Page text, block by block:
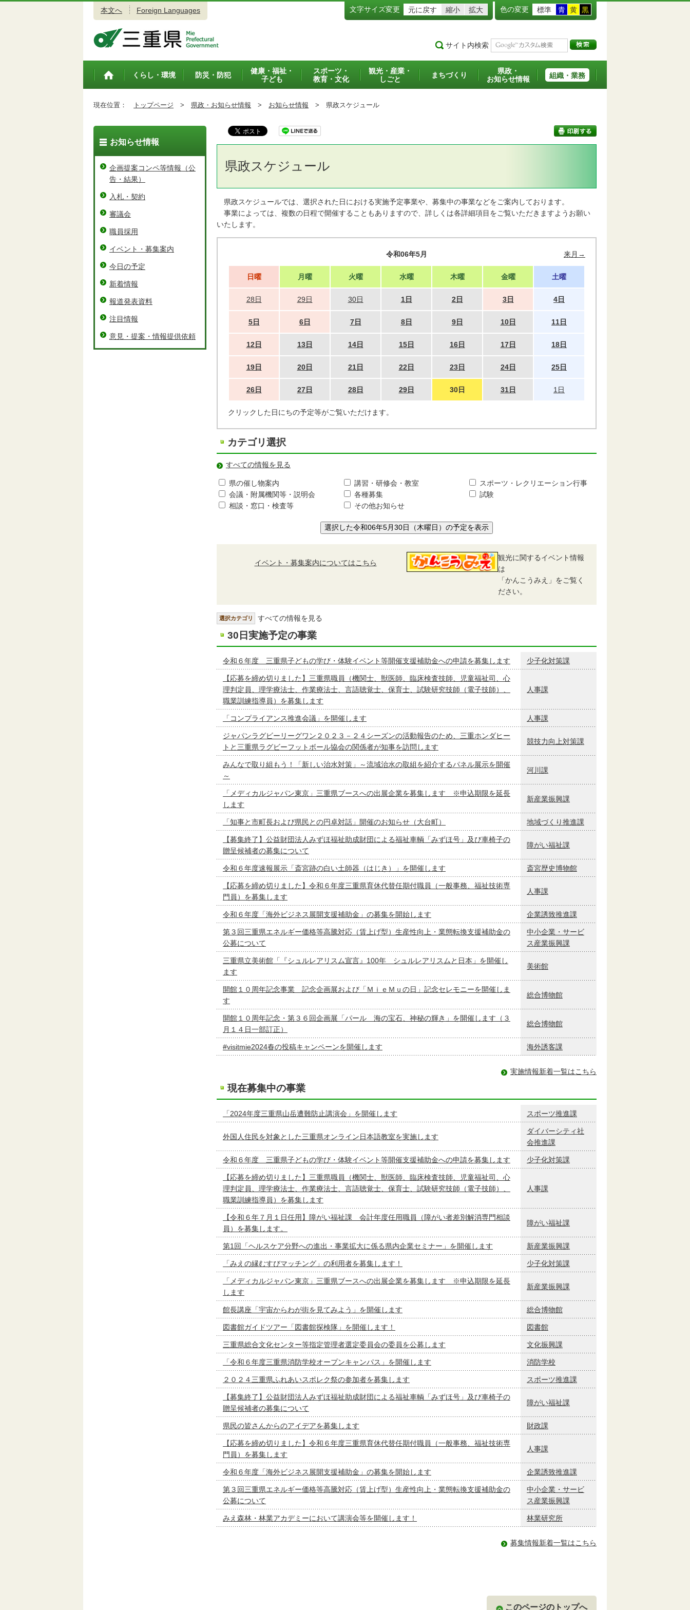
本文へ Foreign Languages 文字サイズ変更 元に戻す 縮小 拡大 色の変更 標準 青 黄 黒
サイト内検索
トップペ
くらし・環境 防災・防犯
健康・福祉・
子ども
スポーツ・
教育・文化
観光・産業・
しごと
まちづくり
県政・
お知らせ情報
組織・業務
現在位置： トップページ > 県政・お知らせ情報 > お知らせ情報 > 県政スケジュール
県政スケジュール
県政スケジュールでは、選択された日における実施予定事業や、募集中の事業などをご案内しております。
事業によっては、複数の日程で開催することもありますので、詳しくは各詳細項目をご覧いただきますようお願い
いたします。
令和06年5月 来月→
日曜 月曜 火曜 水曜 木曜 金曜 土曜
28日 29日 30日 1日 2日 3日 4日
5日 6日 7日 8日 9日 10日 11日
12日 13日 14日 15日 16日 17日 18日
19日 20日 21日 22日 23日 24日 25日
26日 27日 28日 29日 30日 31日 1日
クリックした日にちの予定等がご覧いただけます。
カテゴリ選択
すべての情報を見る
県の催し物案内 講習・研修会・教室
スポーツ・レクリエーション行事
会議・附属機関等・説明会
各種募集
試験
相談・窓口・検査等
その他お知らせ
選択した令和06年5月30日（木曜日）の予定を表示
イベント・募集案内についてはこちら
観光に関するイベント情報
は
「かんこうみえ」をご覧く
ださい。
選択カテゴリ すべての情報を見る
30日実施予定の事業
令和６年度 三重県子どもの学び・体験イベント等開催支援補助金への申請を募集します 少子化対策課
【応募を締め切りました】三重県職員（機関士、獣医師、臨床検査技師、児童福祉司、心
理判定員、理学療法士、作業療法士、言語聴覚士、保育士、試験研究技師（電子技師）、
職業訓練指導員）を募集します
人事課
「コンプライアンス推進会議」を開催します 人事課
ジャパンラグビーリーグワン２０２３－２４シーズンの活動報告のため、三重ホンダヒー
トと三重県ラグビーフットボール協会の関係者が知事を訪問します
競技力向上対策課
みんなで取り組もう！「新しい治水対策」～流域治水の取組を紹介するパネル展示を開催
～
河川課
「メディカルジャパン東京」三重県ブースへの出展企業を募集します ※申込期限を延長
します
新産業振興課
「知事と市町長および県民との円卓対話」開催のお知らせ（大台町） 地域づくり推進課
【募集終了】公益財団法人みずほ福祉助成財団による福祉車輌「みずほ号」及び車椅子の
贈呈候補者の募集について
障がい福祉課
令和６年度速報展示「斎宮跡の白い土師器（はじき）」を開催します 斎宮歴史博物館
【応募を締め切りました】令和６年度三重県育休代替任期付職員（一般事務、福祉技術専
門員）を募集します
人事課
令和６年度「海外ビジネス展開支援補助金」の募集を開始します 企業誘致推進課
第３回三重県エネルギー価格等高騰対応（賃上げ型）生産性向上・業態転換支援補助金の
公募について
中小企業・サービ
ス産業振興課
三重県立美術館「『シュルレアリスム宣言』100年 シュルレアリスムと日本」を開催し
ます
美術館
開館１０周年記念事業 記念企画展および「ＭｉｅＭｕの日」記念セレモニーを開催しま
す
総合博物館
開館１０周年記念・第３６回企画展「パール 海の宝石、神秘の輝き」を開催します（３
月１４日一部訂正）
総合博物館
#visitmie2024春の投稿キャンペーンを開催します 海外誘客課
実施情報新着一覧はこちら
現在募集中の事業
「2024年度三重県山岳遭難防止講演会」を開催します スポーツ推進課
外国人住民を対象とした三重県オンライン日本語教室を実施します
ダイバーシティ社
会推進課
令和６年度 三重県子どもの学び・体験イベント等開催支援補助金への申請を募集します 少子化対策課
【応募を締め切りました】三重県職員（機関士、獣医師、臨床検査技師、児童福祉司、心
理判定員、理学療法士、作業療法士、言語聴覚士、保育士、試験研究技師（電子技師）、
職業訓練指導員）を募集します
人事課
【令和６年７月１日任用】障がい福祉課 会計年度任用職員（障がい者差別解消専門相談
員）を募集します。
障がい福祉課
第1回「ヘルスケア分野への進出・事業拡大に係る県内企業セミナー」を開催します 新産業振興課
「みえの縁むすびマッチング」の利用者を募集します！ 少子化対策課
「メディカルジャパン東京」三重県ブースへの出展企業を募集します ※申込期限を延長
します
新産業振興課
館長講座「宇宙からわが街を見てみよう」を開催します 総合博物館
図書館ガイドツアー「図書館探検隊」を開催します！ 図書館
三重県総合文化センター等指定管理者選定委員会の委員を公募します 文化振興課
「令和６年度三重県消防学校オープンキャンパス」を開催します 消防学校
２０２４三重県ふれあいスポレク祭の参加者を募集します スポーツ推進課
【募集終了】公益財団法人みずほ福祉助成財団による福祉車輌「みずほ号」及び車椅子の
贈呈候補者の募集について
障がい福祉課
県民の皆さんからのアイデアを募集します 財政課
【応募を締め切りました】令和６年度三重県育休代替任期付職員（一般事務、福祉技術専
門員）を募集します
人事課
令和６年度「海外ビジネス展開支援補助金」の募集を開始します 企業誘致推進課
第３回三重県エネルギー価格等高騰対応（賃上げ型）生産性向上・業態転換支援補助金の
公募について
中小企業・サービ
ス産業振興課
みえ森林・林業アカデミーにおいて講演会等を開催します！ 林業研究所
募集情報新着一覧はこちら
お知らせ情報
企画提案コンペ等情報（公
告・結果）
入札・契約
審議会
職員採用
イベント・募集案内
今日の予定
新着情報
報道発表資料
注目情報
意見・提案・情報提供依頼
このページのトップへ